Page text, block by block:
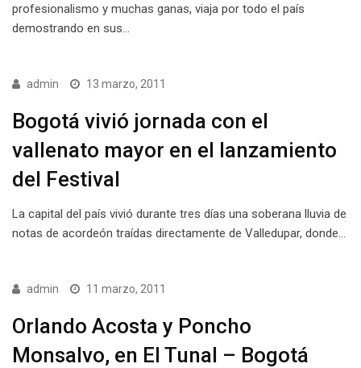
profesionalismo y muchas ganas, viaja por todo el país
demostrando en sus…
admin 13 marzo, 2011
Bogotá vivió jornada con el
vallenato mayor en el lanzamiento
del Festival
La capital del país vivió durante tres días una soberana lluvia de
notas de acordeón traídas directamente de Valledupar, donde…
admin 11 marzo, 2011
Orlando Acosta y Poncho
Monsalvo, en El Tunal – Bogotá